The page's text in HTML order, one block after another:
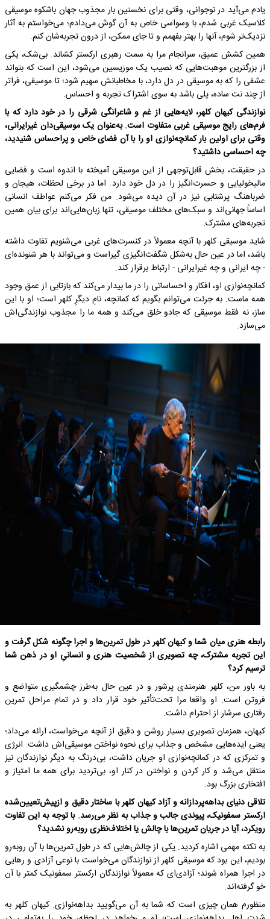
یادم می‌آید در نوجوانی، وقتی برای نخستین ‌بار مجذوب جهان باشکوه موسیقی
کلاسیک غربی شدم، با وسواسی خاص به آن گوش می‌دادم؛ می‌خواستم به آثار
نزدیک‌تر شوم، آنها را بهتر بفهمم و تا جای ممکن، از درون تجربه‌شان کنم.
همین کشش عمیق، سرانجام مرا به سمت رهبری ارکستر کشاند. بی‌شک، یکی
از بزرگترین موهبت‌هایی که نصیب یک موزیسین می‌شود، این است که بتواند
عشقی را که به موسیقی در دل دارد، با مخاطبانش سهیم شود؛ تا موسیقی، فراتر
از چند نت ساده، پلی باشد به سوی اشتراک تجربه و احساس.
نوازندگی کیهان کلهر، لایه‌هایی از غم و شاعرانگی شرقی را در خود دارد که با
فرم‌های رایج موسیقی غربی متفاوت است. به‌عنوان یک موسیقی‌دان غیرایرانی،
وقتی برای اولین بار کمانچه‌نوازی او را با آن فضای خاص و پراحساس شنیدید،
چه احساسی داشتید؟
در حقیقت، بخش قابل‌‌توجهی از این موسیقی آمیخته با اندوه است و فضایی
مالیخولیایی و حسرت‌انگیز را در دل خود دارد. اما در برخی لحظات، هیجان و
ضرباهنگ پرشتابی نیز در آن دیده می‌شود. من فکر می‌کنم عواطف انسانی
اساساً جهانی‌اند و سبک‌های مختلف موسیقی، تنها زبان‌هایی‌اند برای بیان همین
تجربه‌های مشترک.
شاید موسیقی کلهر با آنچه معمولاً در کنسرت‌های غربی می‌شنویم تفاوت داشته
باشد، اما در عین حال به‌شکل شگفت‌انگیزی گیراست و می‌تواند با هر شنونده‌ای
- چه ایرانی و چه غیرایرانی - ارتباط برقرار کند.
کمانچه‌نوازی او، افکار و احساساتی را در ما بیدار می‌کند که بازتابی از عمق وجود
همه‌ ماست. به‌ جرئت می‌توانم بگویم که کمانچه، نامِ دیگرِ کلهر است؛ او با این
ساز، نه فقط موسیقی که جادو خلق می‌کند و همه ما را مجذوب نوازندگی‌اش
می‌سازد.
رابطه‌ هنری میان شما و کیهان کلهر در طول تمرین‌ها و اجرا چگونه شکل گرفت و
این تجربه‌ مشترک، چه تصویری از شخصیت هنری و انسانیِ او در ذهن شما
ترسیم کرد؟
به باور من، کلهر هنرمندی پرشور و در عین حال به‌طرز چشمگیری متواضع و
فروتن است. او واقعا مرا تحت‌تأثیر خود قرار داد و در تمام مراحل تمرین
رفتاری سرشار از احترام داشت.
کیهان، همزمان تصویری بسیار روشن و دقیق از آنچه می‌خواست، ارائه می‌داد؛
یعنی ایده‌هایی مشخص و جذاب برای نحوه نواختن موسیقی‌اش داشت. انرژی
و تمرکزی که در کمانچه‌نوازی او جریان داشت، بی‌درنگ به دیگر نوازندگان نیز
منتقل می‌شد و کار کردن و نواختن در کنار او، بی‌تردید برای همه ما امتیاز و
افتخاری بزرگ بود.
تلاقی دنیای بداهه‌پردازانه و آزاد کیهان کلهر با ساختار دقیق و ازپیش‌تعیین‌شده‌
ارکستر سمفونیک، پیوندی جالب و جذاب به نظر می‌رسد. با توجه به این تفاوت
رویکرد، آیا در جریان تمرین‌ها با چالش یا اختلاف‌نظری روبه‌رو نشدید؟
به نکته‌ مهمی اشاره کردید. یکی از چالش‌هایی که در طول تمرین‌ها با آن روبه‌رو
بودیم، این بود که موسیقی کلهر از نوازندگان می‌خواست با نوعی آزادی و رهایی
در اجرا همراه شوند؛ آزادی‌ای که معمولاً نوازندگان ارکستر سمفونیک کمتر با آن
خو گرفته‌اند.
منظورم همان چیزی‌ است که شما به آن می‌گویید بداهه‌نوازی. کیهان کلهر به